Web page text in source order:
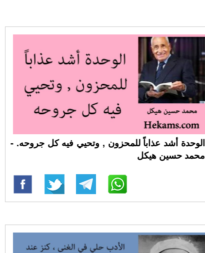
الوحدة أشد عذاباً للمحزون , وتحيي فيه كل جروحه. -
محمد حسين هيكل